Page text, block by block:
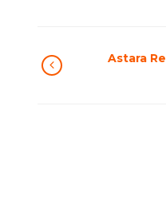
Astara